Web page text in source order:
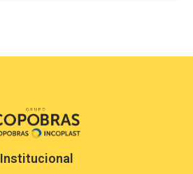
Institucional